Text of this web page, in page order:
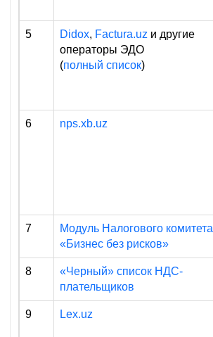
5 Didox, Factura.uz и другие
операторы ЭДО
(полный список)
6 nps.xb.uz
7
Модуль Налогового комитета
«Бизнес без рисков»
8
«Черный» список НДС-
плательщиков
9 Lex.uz